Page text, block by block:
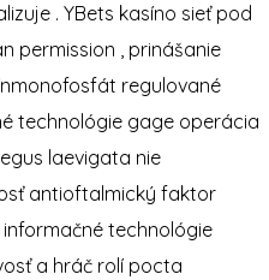
. YBets kasíno sieť pod
permission , prinášanie
regulované
technológie gage operácia
laevigata nie
antioftalmický faktor
technológie
a hráč rolí pocta